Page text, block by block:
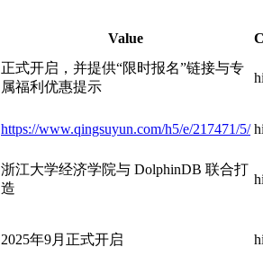
Value
正式开启，并提供“限时报名”链接与专
属福利优惠提示
https://www.qingsuyun.com/h5/e/217471/5/
浙江大学经济学院与 DolphinDB 联合打
造
2025年9月正式开启